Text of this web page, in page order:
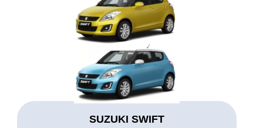
SUZUKI SWIFT